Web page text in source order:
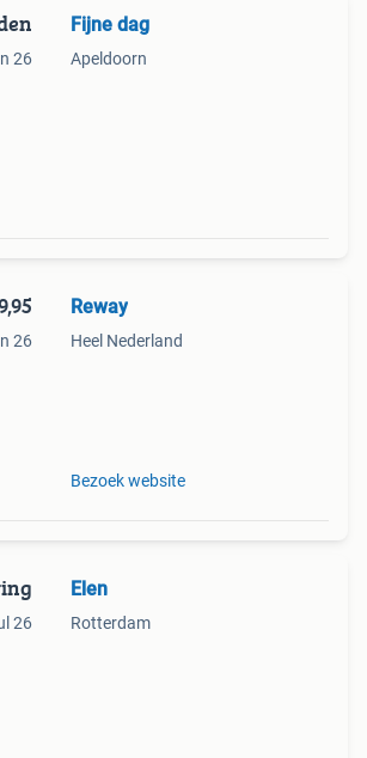
26
Fijne dag
Apeldoorn
26
Reway
Heel Nederland
Bezoek website
26
Elen
Rotterdam